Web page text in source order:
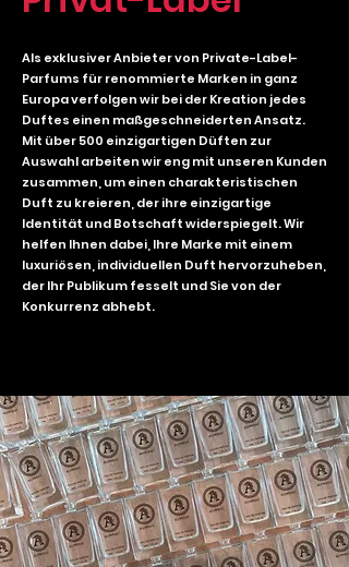
Als exklusiver Anbieter von Private-Label-
Parfums für renommierte Marken in ganz
Europa verfolgen wir bei der Kreation jedes
Duftes einen maßgeschneiderten Ansatz.
Mit über 500 einzigartigen Düften zur
Auswahl arbeiten wir eng mit unseren Kunden
zusammen, um einen charakteristischen
Duft zu kreieren, der ihre einzigartige
Identität und Botschaft widerspiegelt. Wir
helfen Ihnen dabei, Ihre Marke mit einem
luxuriösen, individuellen Duft hervorzuheben,
der Ihr Publikum fesselt und Sie von der
Konkurrenz abhebt.